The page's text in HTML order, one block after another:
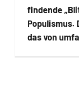
findende
Populismus.
das von